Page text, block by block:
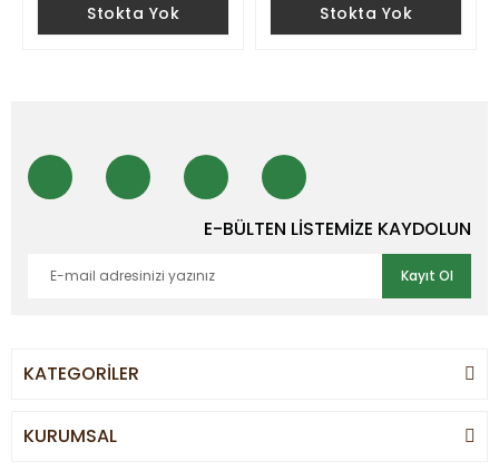
Stokta Yok Stokta Yok
E-BÜLTEN LİSTEMİZE KAYDOLUN
Kayıt Ol
KATEGORİLER
KURUMSAL